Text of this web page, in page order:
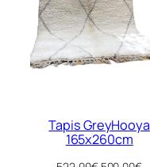
Tapis GreyHooya
165x260cm